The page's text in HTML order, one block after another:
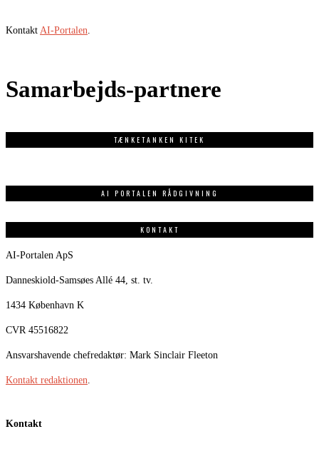
Kontakt AI-Portalen
Samarbejds-partnere
TÆNKETANKEN KITEK
AI PORTALEN RÅDGIVNING
KONTAKT
AI-Portalen ApS
Danneskiold-Samsøes Allé 44, st. tv.
1434 København K
CVR 45516822
Ansvarshavende chefredaktør: Mark Sinclair Fleeton
Kontakt redaktionen
Kontakt